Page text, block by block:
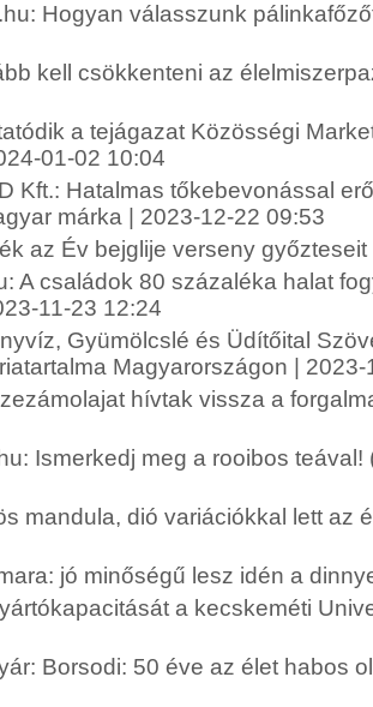
Hogyan válasszunk
kell csökkenteni az
a tejágazat Közösségi
01-02 10:04
Kft.: Hatalmas tőkebevonással
márka | 2023-12-22 09:53
az Év bejglije verseny
A családok 80 százaléka halat
11-23 12:24
Gyümölcslé és Üdítőital
Magyarországon | 2023-
hívtak vissza a
Ismerkedj meg a rooibos teával!
mandula, dió variációkkal lett az
jó minőségű lesz idén a
a kecskeméti
Borsodi: 50 éve az élet habos